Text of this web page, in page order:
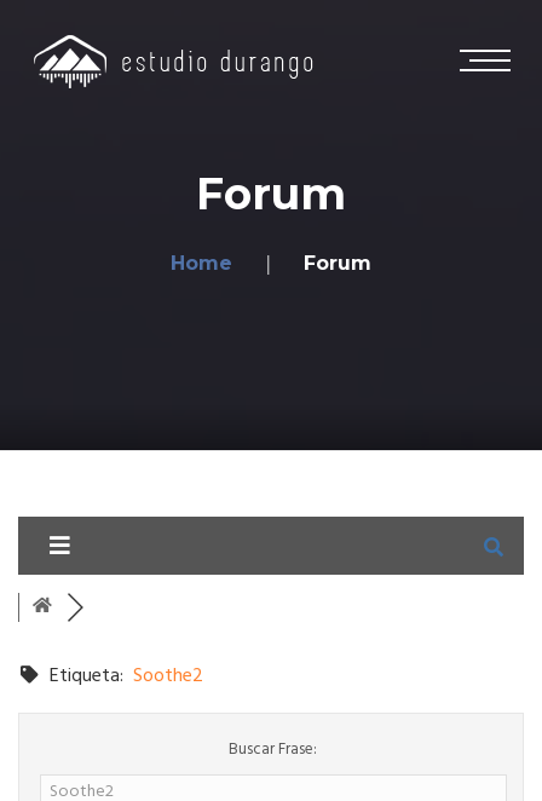
Forum
Home Forum
Etiqueta: Soothe2
Buscar Frase: